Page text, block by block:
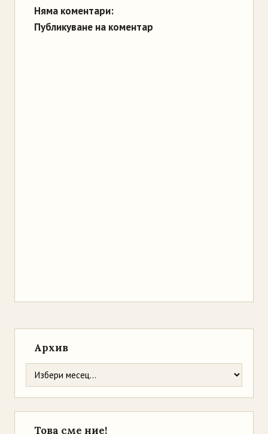
Няма коментари:
Публикуване на коментар
Архив
Това сме ние!